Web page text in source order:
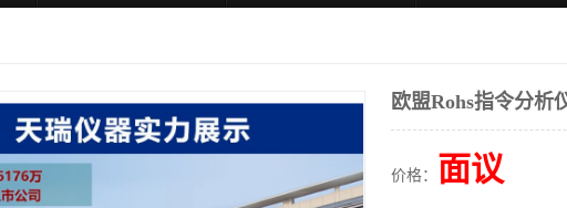
欧盟Rohs指令分析
价格： 面议